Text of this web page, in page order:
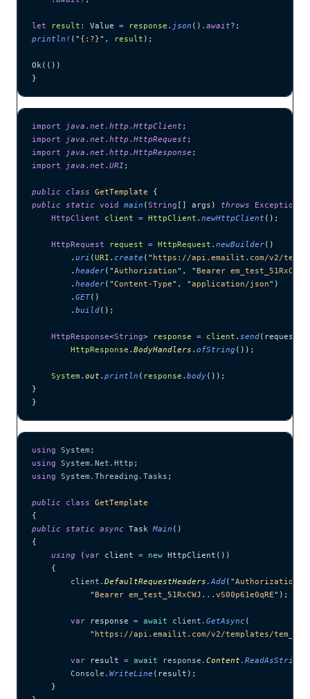
let result : Value = response . json () . await? ;
println! ( " {:?}" , result );
Ok(())
}
import java . net . http . HttpClient ;
import java . net . http . HttpRequest ;
import java . net . http . HttpResponse ;
import java . net . URI;
public class GetTemplate {
public static void main (String [] args ) throws Exception
    HttpClient
client = HttpClient . newHttpClient () ;
    HttpRequest
request = HttpRequest . newBuilder()
        .
uri (URI . create ( " https://api.emailit.com/v2/
        .
header( "Authorization" , "Bearer
        .
header( "Content-Type" , "application/json" )
        .
GET()
        .
build() ;
    HttpResponse
<String> response = client . send( request,
        HttpResponse
. BodyHandlers . ofString ()) ;
    System
. out . println ( response . body()) ;
}
}
using System ;
using System . Net . Http ;
using System . Threading . Tasks ;
public class GetTemplate
{
public static async Task Main ()
{
    using
(var client = new HttpClient())
    {
        client
. DefaultRequestHeaders .Add( "Authorization
            "
Bearer em_test_51RxCWJ...vS00p61e0qRE" );
        var
response = await client . GetAsync (
            "
https://api.emailit.com/v2/templates/
        var
result = await response . Content .
        Console
. WriteLine (result);
    }